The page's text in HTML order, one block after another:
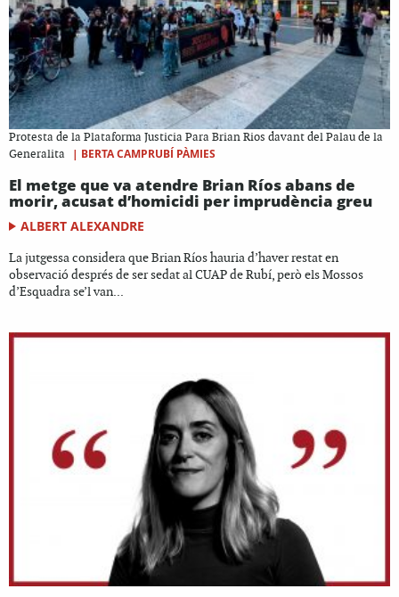
Protesta de la Plataforma Justicia Para Brian Rios davant del Palau de la
Generalita
| BERTA CAMPRUBÍ PÀMIES
El metge que va atendre Brian Ríos abans de
morir, acusat d’homicidi per imprudència greu
ALBERT ALEXANDRE
La jutgessa considera que Brian Ríos hauria d’haver restat en
observació després de ser sedat al CUAP de Rubí, però els Mossos
d’Esquadra se’l van...